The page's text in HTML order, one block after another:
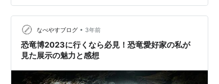
れている浪漫あふれる化石たちを紹介していきたいと思
います！ はてなスマホ写真部とは はてなスマホ写真部関
連リンク smartphonep…
なべやすブログ • 3年前
恐竜博2023に行くなら必見！恐竜愛好家の私が
見た展示の魅力と感想